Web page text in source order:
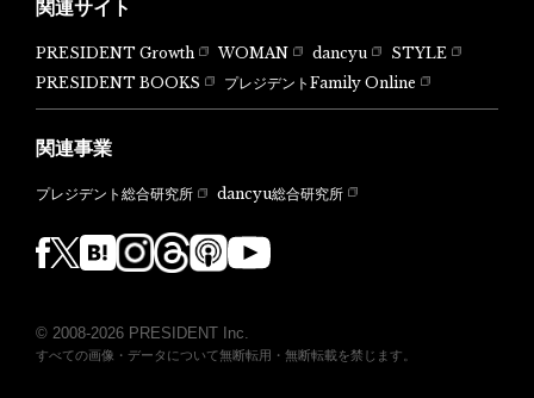
関連サイト
PRESIDENT Growth WOMAN dancyu
STYLE
PRESIDENT BOOKS
プレジデントFamily Online
関連事業
プレジデント総合研究所 dancyu総合研究所
© 2008-2026 PRESIDENT Inc.
すべての画像・データについて無断転用・無断転載を禁じます。